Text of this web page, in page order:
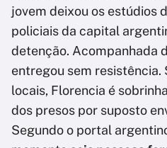
jovem deixou os estúdios
policiais da capital
detenção. Acompanhada
entregou sem resistência.
locais, Florencia é
dos presos por suposto
Segundo o portal